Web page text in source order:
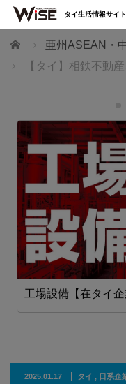
ホーム
亜州ASEAN・
【タイ】相鉄不動
工場設備【在タイ企
2025.01.17 タイ , 日系企
タイ生活情報サイト